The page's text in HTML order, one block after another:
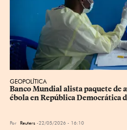
GEOPOLÍTICA
Banco Mundial alista paquete de
ébola en República Democrática
Por Reuters 22/05/2026 - 16:10